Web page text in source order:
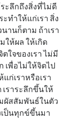
ะลึกถึงสิ่งที่ไม่ดี
ทำให้แก่เรา สิ่ง
านก็ตาม ถ้าเรา
ให้ผล ให้เกิด
ใจของเรา ไม่มี
เพื่อไม่ให้จิตไป
ก่เราหรือเรา
เราระลึกขึ้นให้
ผัสสัมพันธ์ในตัว
เป็นทุกข์ขึ้นมา